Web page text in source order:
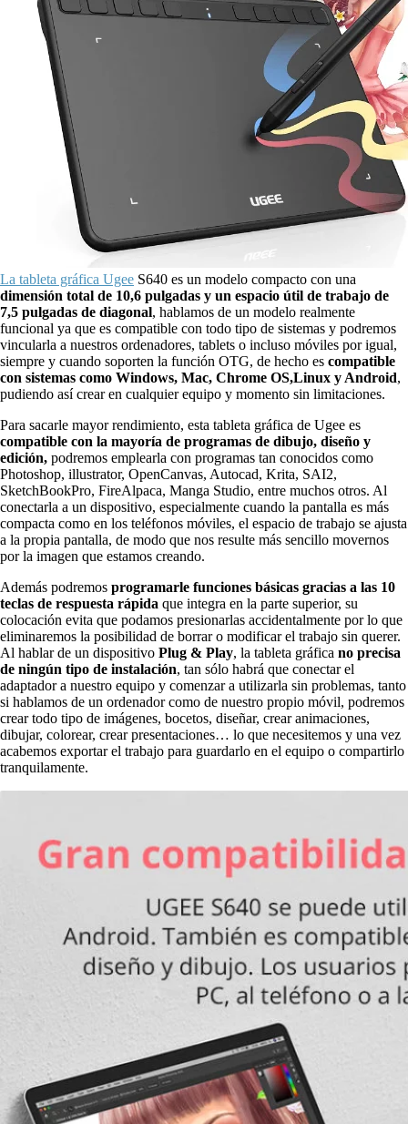
La tableta gráfica Ugee S640 es un modelo compacto con una
dimensión total de 10,6 pulgadas y un espacio útil de trabajo de
7,5 pulgadas de diagonal, hablamos de un modelo realmente
funcional ya que es compatible con todo tipo de sistemas y podremos
vincularla a nuestros ordenadores, tablets o incluso móviles por igual,
siempre y cuando soporten la función OTG, de hecho es compatible
con sistemas como Windows, Mac, Chrome OS,Linux y Android,
pudiendo así crear en cualquier equipo y momento sin limitaciones.
Para sacarle mayor rendimiento, esta tableta gráfica de Ugee es
compatible con la mayoría de programas de dibujo, diseño y
edición, podremos emplearla con programas tan conocidos como
Photoshop, illustrator, OpenCanvas, Autocad, Krita, SAI2,
SketchBookPro, FireAlpaca, Manga Studio, entre muchos otros. Al
conectarla a un dispositivo, especialmente cuando la pantalla es más
compacta como en los teléfonos móviles, el espacio de trabajo se ajusta
a la propia pantalla, de modo que nos resulte más sencillo movernos
por la imagen que estamos creando.
Además podremos programarle funciones básicas gracias a las 10
teclas de respuesta rápida que integra en la parte superior, su
colocación evita que podamos presionarlas accidentalmente por lo que
eliminaremos la posibilidad de borrar o modificar el trabajo sin querer.
Al hablar de un dispositivo Plug & Play, la tableta gráfica no precisa
de ningún tipo de instalación, tan sólo habrá que conectar el
adaptador a nuestro equipo y comenzar a utilizarla sin problemas, tanto
si hablamos de un ordenador como de nuestro propio móvil, podremos
crear todo tipo de imágenes, bocetos, diseñar, crear animaciones,
dibujar, colorear, crear presentaciones… lo que necesitemos y una vez
acabemos exportar el trabajo para guardarlo en el equipo o compartirlo
tranquilamente.